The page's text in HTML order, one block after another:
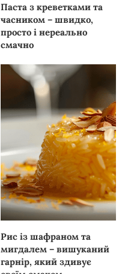
Паста з креветками та
часником – швидко,
просто і нереально
смачно
Рис із шафраном та
мигдалем – вишуканий
гарнір, який здивує